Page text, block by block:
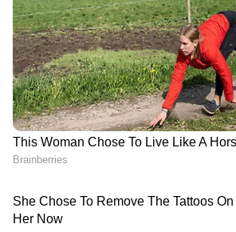
സർക്കാർ നീക്കം. വെള്ളം ചീറ്റി
കുറയ്ക്കുന്ന ഒരു ആന്റി
ഇന്നു മുതൽ നഗരത്തിൽ
17000 ലിറ്റർ വെള്ളം
ദിവസം 70 കിലോമീറ്ററർ ദൂരം